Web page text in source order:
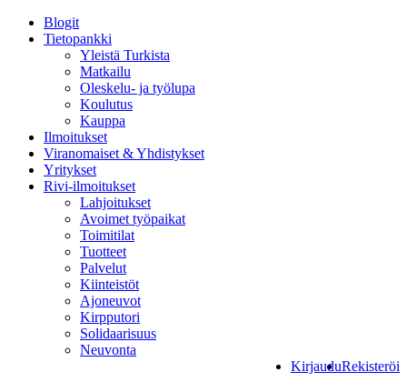
Blogit
Tietopankki
Yleistä Turkista
Matkailu
Oleskelu- ja työlupa
Koulutus
Kauppa
Ilmoitukset
Viranomaiset & Yhdistykset
Yritykset
Rivi-ilmoitukset
Lahjoitukset
Avoimet työpaikat
Toimitilat
Tuotteet
Palvelut
Kiinteistöt
Ajoneuvot
Kirpputori
Solidaarisuus
Neuvonta
Rekisteröi
Kirjaudu